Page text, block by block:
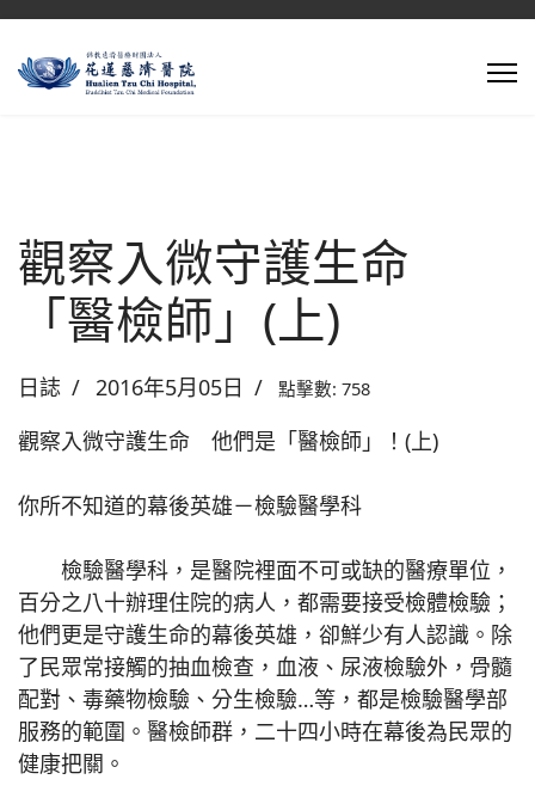
觀察入微守護生命
「醫檢師」(上)
日誌 2016年5月05日 點擊數: 758
觀察入微守護生命 他們是「醫檢師」！(上)
你所不知道的幕後英雄－檢驗醫學科
檢驗醫學科，是醫院裡面不可或缺的醫療單位，
百分之八十辦理住院的病人，都需要接受檢體檢驗；
他們更是守護生命的幕後英雄，卻鮮少有人認識。除
了民眾常接觸的抽血檢查，血液、尿液檢驗外，骨髓
配對、毒藥物檢驗、分生檢驗…等，都是檢驗醫學部
服務的範圍。醫檢師群，二十四小時在幕後為民眾的
健康把關。